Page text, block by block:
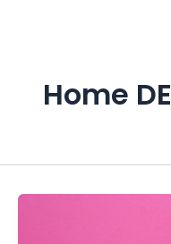
Home DE